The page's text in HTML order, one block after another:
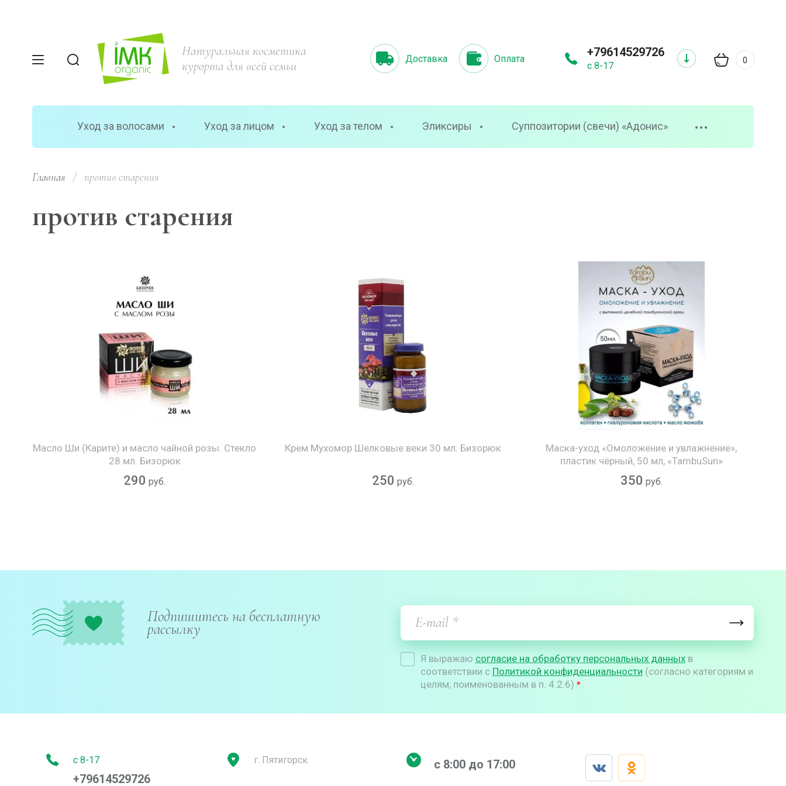
0
Натуральная косметика
курорта для всей семьи
Доставка Оплата +79614529726
с 8-17
Уход за волосами Уход за лицом Уход за телом Эликсиры Суппозитории (свечи) «Адонис» •••
Главная /
  против старения
против старения
Масло Ши (Карите) и масло чайной розы. Стекло
28 мл. Бизорюк
290 руб.
Крем Мухомор Шелковые веки 30 мл. Бизорюк
250 руб.
Маска-уход «Омоложение и увлажнение»,
пластик чёрный, 50 мл, «TambuSun»
350 руб.
Подпишитесь на бесплатную
рассылку
Я выражаю согласие на обработку персональных данныхв
соответствии с Политикой конфиденциальности (согласно категориям и
целям, поименованным в п. 4.2.6) *
с 8-17
+79614529726
г. Пятигорск с 8:00 до 17:00